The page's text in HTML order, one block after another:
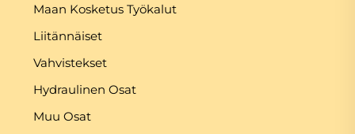
Maan Kosketus Työkalut
Liitännäiset
Vahvistekset
Hydraulinen Osat
Muu Osat